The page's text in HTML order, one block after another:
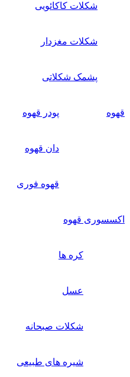
شکلات کاکائویی
شکلات مغزدار
پشمک شکلاتی
قهوه پودر قهوه
دان قهوه
قهوه فوری
اکسسوری قهوه
کره ها
عسل
شکلات صبحانه
شیره های طبیعی